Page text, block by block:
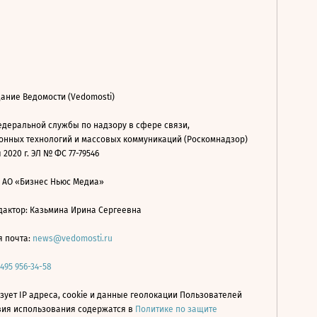
Ведомости (Vedomosti)
службы по надзору в сфере связи,
технологий и массовых коммуникаций (Роскомнадзор)
2020 г. ЭЛ № ФС 77-79546
АО «Бизнес Ньюс Медиа»
Казьмина Ирина Сергеевна
почта: news@vedomosti.ru
495 956-34-58
IP адреса, cookie и данные геолокации Пользователей
использования содержатся в Политике по защите